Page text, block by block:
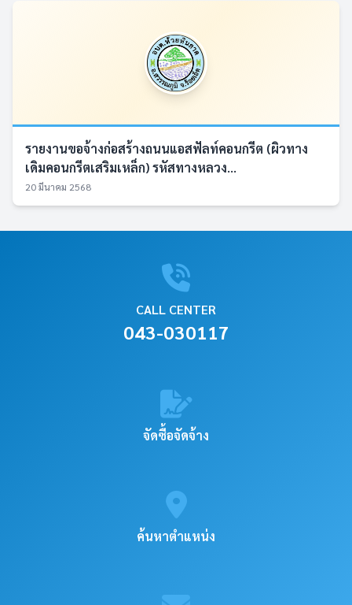
รายงานขอจ้างก่อสร้างถนนแอสฟัลท์คอนกรีต (ผิวทาง
เดิมคอนกรีตเสริมเหล็ก) รหัสทางหลวง...
20 มีนาคม 2568
CALL CENTER
043-030117
จัดซื้อจัดจ้าง
ค้นหาตำแหน่ง